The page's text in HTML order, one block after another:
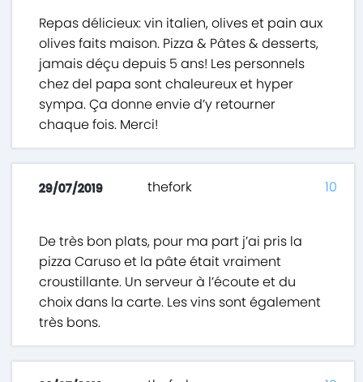
Repas délicieux: vin italien, olives et pain aux
olives faits maison. Pizza & Pâtes & desserts,
jamais déçu depuis 5 ans! Les personnels
chez del papa sont chaleureux et hyper
sympa. Ça donne envie d’y retourner
chaque fois. Merci!
29/07/2019 thefork
De très bon plats, pour ma part j’ai pris la
pizza Caruso et la pâte était vraiment
croustillante. Un serveur à l’écoute et du
choix dans la carte. Les vins sont également
très bons.
10